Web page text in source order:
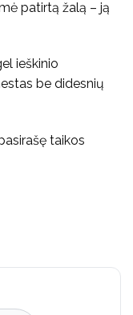
patirtą žalą – ją
ieškinio
be didesnių
taikos